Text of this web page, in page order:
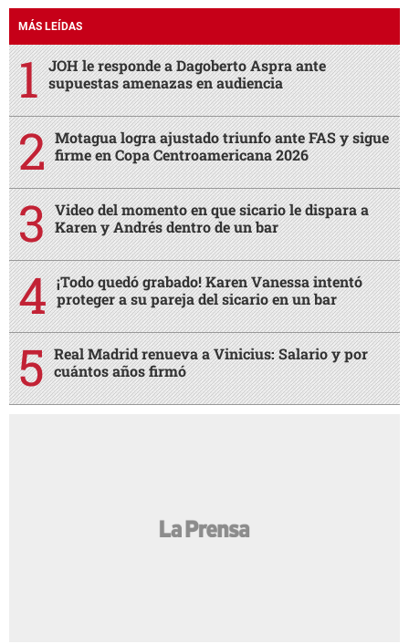
MÁS LEÍDAS
JOH le responde a Dagoberto Aspra ante
supuestas amenazas en audiencia
Motagua logra ajustado triunfo ante FAS y sigue
firme en Copa Centroamericana 2026
Video del momento en que sicario le dispara a
Karen y Andrés dentro de un bar
¡Todo quedó grabado! Karen Vanessa intentó
proteger a su pareja del sicario en un bar
Real Madrid renueva a Vinicius: Salario y por
cuántos años firmó